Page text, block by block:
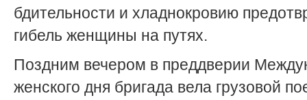
бдительности и хладнокровию
гибель женщины на путях.
Поздним вечером в преддверии
женского дня бригада вела грузовой